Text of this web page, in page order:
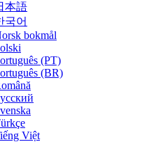
本語
국어
bokmål
(PT)
(BR)
Việt